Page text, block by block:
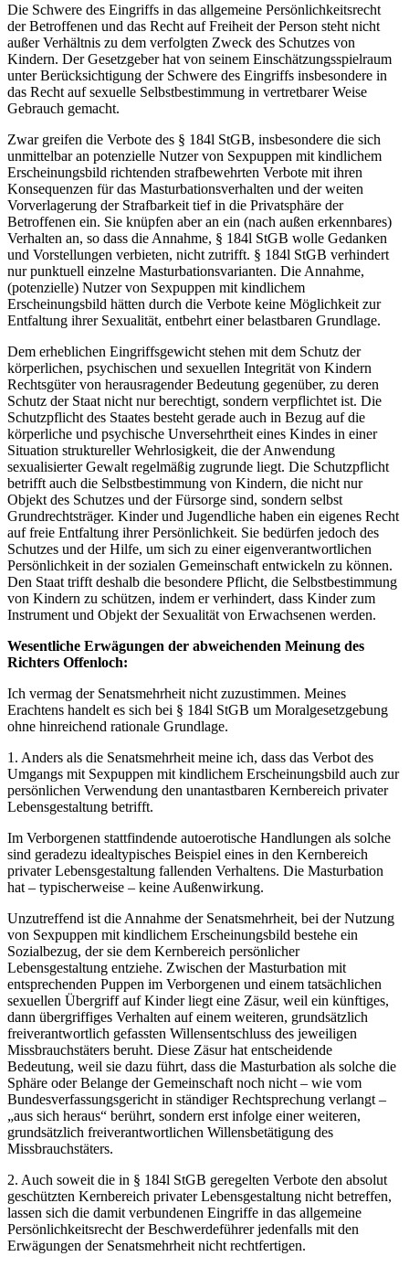
Die Schwere des Eingriffs in das allgemeine Persönlichkeitsrecht
der Betroffenen und das Recht auf Freiheit der Person steht nicht
außer Verhältnis zu dem verfolgten Zweck des Schutzes von
Kindern. Der Gesetzgeber hat von seinem Einschätzungsspielraum
unter Berücksichtigung der Schwere des Eingriffs insbesondere in
das Recht auf sexuelle Selbstbestimmung in vertretbarer Weise
Gebrauch gemacht.
Zwar greifen die Verbote des § 184l StGB, insbesondere die sich
unmittelbar an potenzielle Nutzer von Sexpuppen mit kindlichem
Erscheinungsbild richtenden strafbewehrten Verbote mit ihren
Konsequenzen für das Masturbationsverhalten und der weiten
Vorverlagerung der Strafbarkeit tief in die Privatsphäre der
Betroffenen ein. Sie knüpfen aber an ein (nach außen erkennbares)
Verhalten an, so dass die Annahme, § 184l StGB wolle Gedanken
und Vorstellungen verbieten, nicht zutrifft. § 184l StGB verhindert
nur punktuell einzelne Masturbationsvarianten. Die Annahme,
(potenzielle) Nutzer von Sexpuppen mit kindlichem
Erscheinungsbild hätten durch die Verbote keine Möglichkeit zur
Entfaltung ihrer Sexualität, entbehrt einer belastbaren Grundlage.
Dem erheblichen Eingriffsgewicht stehen mit dem Schutz der
körperlichen, psychischen und sexuellen Integrität von Kindern
Rechtsgüter von herausragender Bedeutung gegenüber, zu deren
Schutz der Staat nicht nur berechtigt, sondern verpflichtet ist. Die
Schutzpflicht des Staates besteht gerade auch in Bezug auf die
körperliche und psychische Unversehrtheit eines Kindes in einer
Situation struktureller Wehrlosigkeit, die der Anwendung
sexualisierter Gewalt regelmäßig zugrunde liegt. Die Schutzpflicht
betrifft auch die Selbstbestimmung von Kindern, die nicht nur
Objekt des Schutzes und der Fürsorge sind, sondern selbst
Grundrechtsträger. Kinder und Jugendliche haben ein eigenes Recht
auf freie Entfaltung ihrer Persönlichkeit. Sie bedürfen jedoch des
Schutzes und der Hilfe, um sich zu einer eigenverantwortlichen
Persönlichkeit in der sozialen Gemeinschaft entwickeln zu können.
Den Staat trifft deshalb die besondere Pflicht, die Selbstbestimmung
von Kindern zu schützen, indem er verhindert, dass Kinder zum
Instrument und Objekt der Sexualität von Erwachsenen werden.
Wesentliche Erwägungen der abweichenden Meinung des
Richters Offenloch:
Ich vermag der Senatsmehrheit nicht zuzustimmen. Meines
Erachtens handelt es sich bei § 184l StGB um Moralgesetzgebung
ohne hinreichend rationale Grundlage.
1. Anders als die Senatsmehrheit meine ich, dass das Verbot des
Umgangs mit Sexpuppen mit kindlichem Erscheinungsbild auch zur
persönlichen Verwendung den unantastbaren Kernbereich privater
Lebensgestaltung betrifft.
Im Verborgenen stattfindende autoerotische Handlungen als solche
sind geradezu idealtypisches Beispiel eines in den Kernbereich
privater Lebensgestaltung fallenden Verhaltens. Die Masturbation
hat – typischerweise – keine Außenwirkung.
Unzutreffend ist die Annahme der Senatsmehrheit, bei der Nutzung
von Sexpuppen mit kindlichem Erscheinungsbild bestehe ein
Sozialbezug, der sie dem Kernbereich persönlicher
Lebensgestaltung entziehe. Zwischen der Masturbation mit
entsprechenden Puppen im Verborgenen und einem tatsächlichen
sexuellen Übergriff auf Kinder liegt eine Zäsur, weil ein künftiges,
dann übergriffiges Verhalten auf einem weiteren, grundsätzlich
freiverantwortlich gefassten Willensentschluss des jeweiligen
Missbrauchstäters beruht. Diese Zäsur hat entscheidende
Bedeutung, weil sie dazu führt, dass die Masturbation als solche die
Sphäre oder Belange der Gemeinschaft noch nicht – wie vom
Bundesverfassungsgericht in ständiger Rechtsprechung verlangt –
„aus sich heraus“ berührt, sondern erst infolge einer weiteren,
grundsätzlich freiverantwortlichen Willensbetätigung des
Missbrauchstäters.
2. Auch soweit die in § 184l StGB geregelten Verbote den absolut
geschützten Kernbereich privater Lebensgestaltung nicht betreffen,
lassen sich die damit verbundenen Eingriffe in das allgemeine
Persönlichkeitsrecht der Beschwerdeführer jedenfalls mit den
Erwägungen der Senatsmehrheit nicht rechtfertigen.